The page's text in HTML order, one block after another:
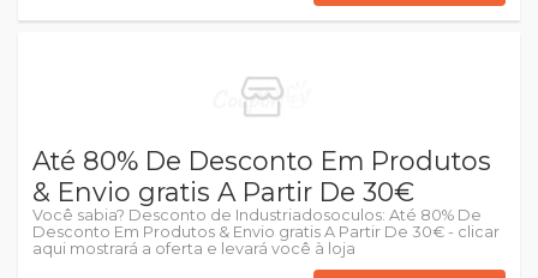
Até 80% De Desconto Em Produtos
& Envio gratis A Partir De 30€
Você sabia? Desconto de Industriadosoculos: Até 80% De
Desconto Em Produtos & Envio gratis A Partir De 30€ - clicar
aqui mostrará a oferta e levará você à loja